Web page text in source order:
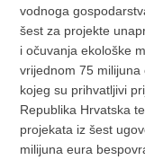
vodnoga
šest za projekte
i očuvanja ekološke
vrijednom 75
kojeg su prihvatljivi
Republika Hrvatska
projekata iz šest
milijuna eura